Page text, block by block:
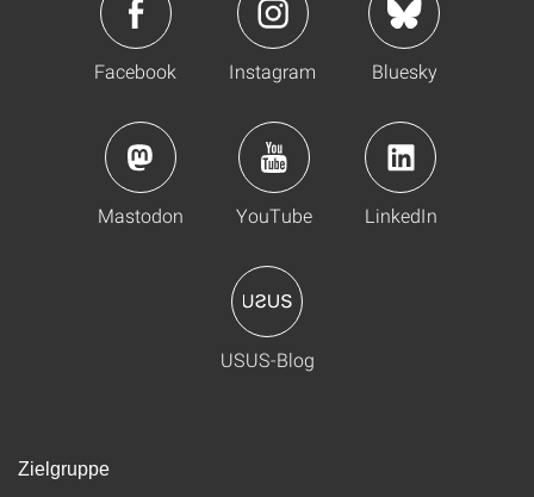
Facebook Instagram Bluesky
Mastodon YouTube LinkedIn
USUS-Blog
Zielgruppe